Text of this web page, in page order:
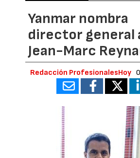
Yanmar nombra
director general
Jean-Marc
Redacción ProfesionalesHoy